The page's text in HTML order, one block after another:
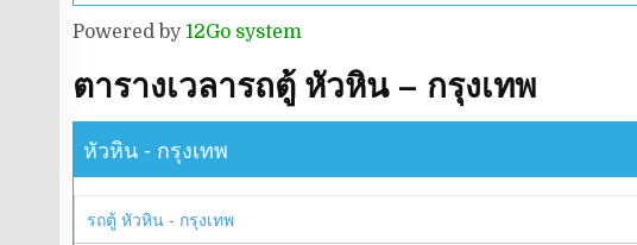
Powered by 12Go system
ตารางเวลารถตู้ หัวหิน – กรุงเทพ
หัวหิน - กรุงเทพ
รถตู้ หัวหิน - กรุงเทพ